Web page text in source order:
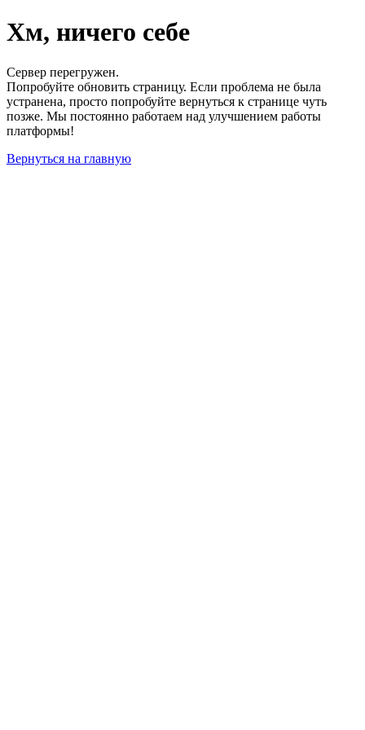
Хм, ничего себе
Сервер перегружен.
Попробуйте обновить страницу. Если проблема не была
устранена, просто попробуйте вернуться к странице чуть
позже. Мы постоянно работаем над улучшением работы
платформы!
Вернуться на главную